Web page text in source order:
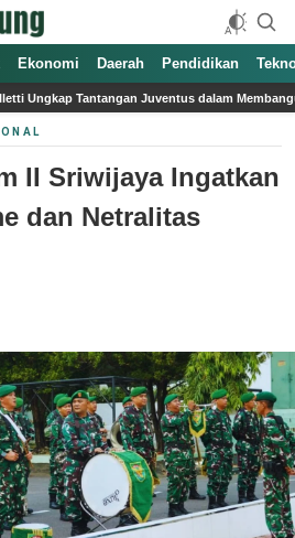
Ekonomi Daerah Pendidikan
dalam Membangun Soliditas Tim Jelang
II Sriwijaya Ingatkan
dan Netralitas